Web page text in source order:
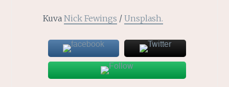
Kuva Nick Fewings / Unsplash.